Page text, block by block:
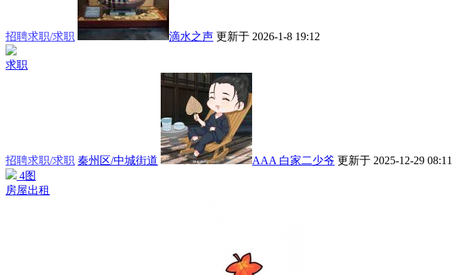
招聘求职/求职 滴水之声 更新于 2026-1-8 19:12
求职
招聘求职/求职 秦州区/中城街道 AAA 白家二少爷 更新于 2025-12-29 08:11
4图
房屋出租